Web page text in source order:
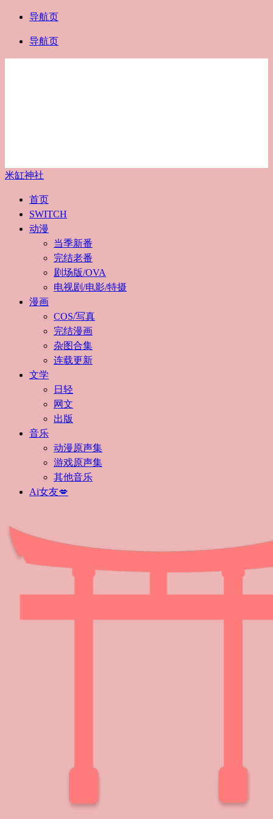
导航页
导航页
米缸神社
首页
SWITCH
动漫
当季新番
完结老番
剧场版/OVA
电视剧/电影/特摄
漫画
COS/写真
完结漫画
杂图合集
连载更新
文学
日轻
网文
出版
音乐
动漫原声集
游戏原声集
其他音乐
Ai女友💋